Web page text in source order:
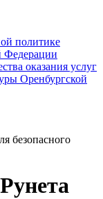
политике
Федерации
оказания услуг
Оренбургской
безопасного